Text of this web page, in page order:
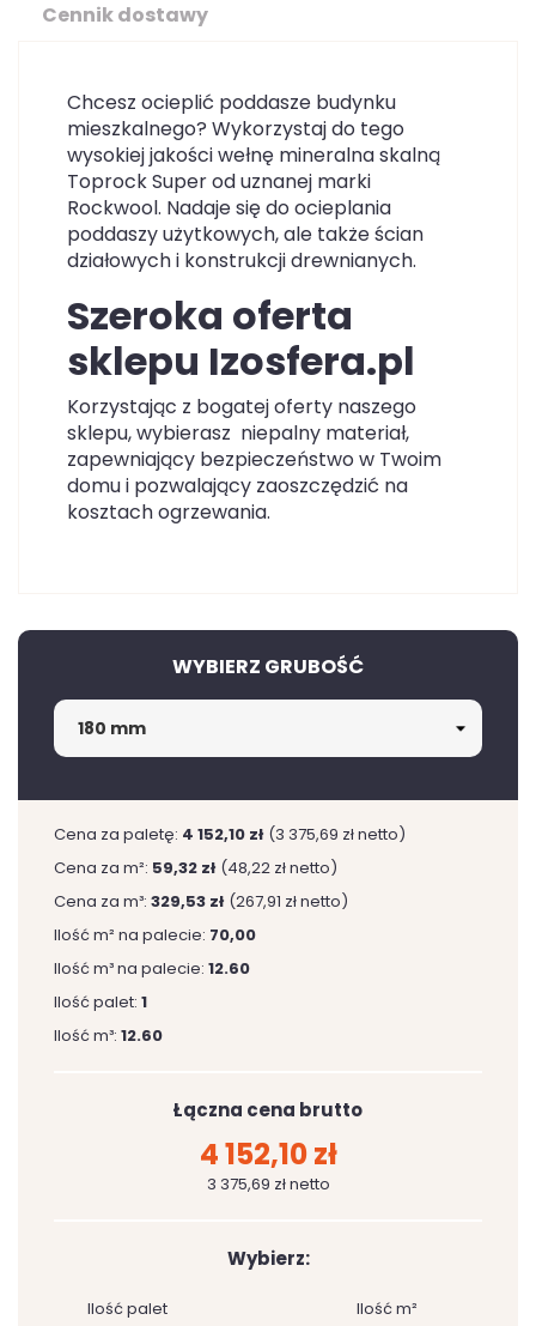
Cennik dostawy
Chcesz ocieplić poddasze budynku
mieszkalnego? Wykorzystaj do tego
wysokiej jakości wełnę mineralna skalną
Toprock Super od uznanej marki
Rockwool. Nadaje się do ocieplania
poddaszy użytkowych, ale także ścian
działowych i konstrukcji drewnianych.
Szeroka oferta
sklepu Izosfera.pl
Korzystając z bogatej oferty naszego
sklepu, wybierasz niepalny materiał,
zapewniający bezpieczeństwo w Twoim
domu i pozwalający zaoszczędzić na
kosztach ogrzewania.
WYBIERZ GRUBOŚĆ
Cena za paletę: 4 152,10 zł (3 375,69 zł netto)
Cena za m²: 59,32 zł (48,22 zł netto)
Cena za m³: 329,53 zł (267,91 zł netto)
Ilość m² na palecie: 70,00
Ilość m³ na palecie: 12.60
Ilość palet: 1
Ilość m³: 12.60
Łączna cena brutto
4 152,10 zł
3 375,69 zł netto
Wybierz:
Ilość palet
Ilość m²